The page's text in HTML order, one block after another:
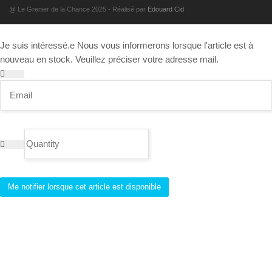
@ Le Grenier de la Chance 2025 - Réalisé par Edouard Cid
Je suis intéressé.e Nous vous informerons lorsque l'article est à
nouveau en stock. Veuillez préciser votre adresse mail.
Me notifier lorsque cet article est disponible